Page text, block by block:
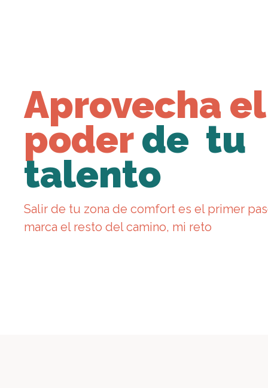
Aprovecha el
poderde tu
talento
Salir de tu zona de comfort es el primer
marca el resto del camino, mi reto